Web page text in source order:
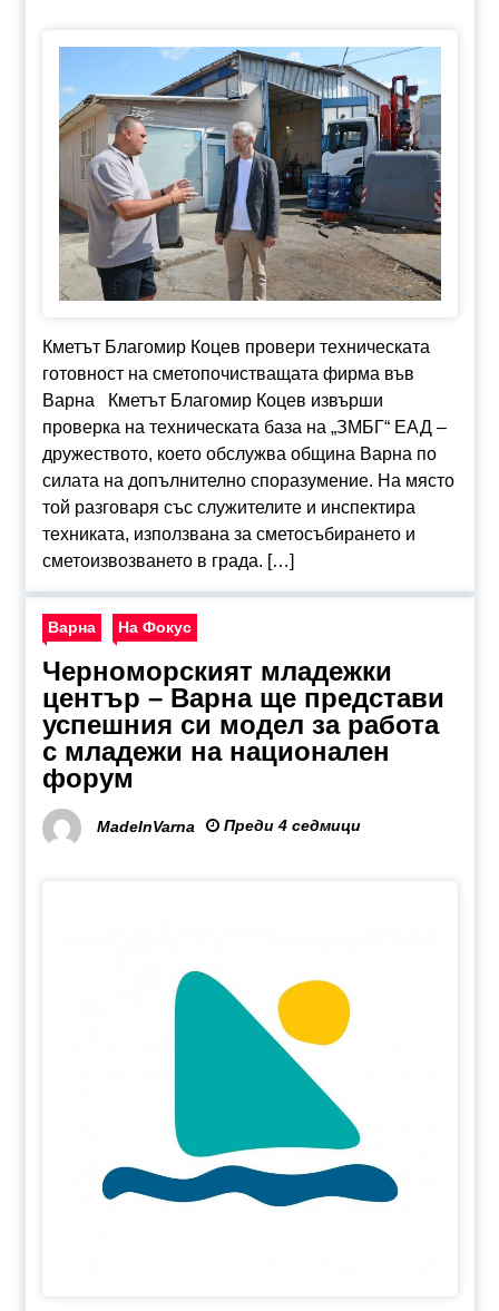
Кметът Благомир Коцев провери техническата
готовност на сметопочистващата фирма във
Варна Кметът Благомир Коцев извърши
проверка на техническата база на „ЗМБГ“ ЕАД –
дружеството, което обслужва община Варна по
силата на допълнително споразумение. На място
той разговаря със служителите и инспектира
техниката, използвана за сметосъбирането и
сметоизвозването в града. […]
Варна На Фокус
Черноморският младежки
център – Варна ще представи
успешния си модел за работа
с младежи на национален
форум
MadeInVarna Преди 4 седмици